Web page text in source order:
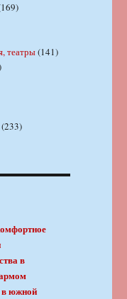
театры(141)
(233)
в
в южной